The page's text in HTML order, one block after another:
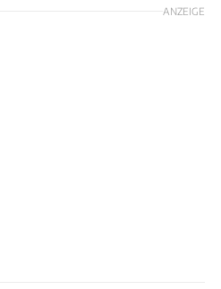
ANZEIGE